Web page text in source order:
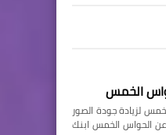
الخمس
لزيادة جودة الصور
الحواس الخمس ابنك